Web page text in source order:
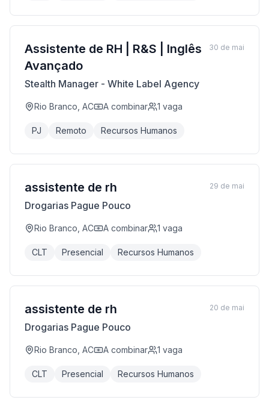
Assistente de RH | R&S | Inglês
Avançado
Stealth Manager - White Label Agency
Rio Branco, AC A combinar 1 vaga
PJ Remoto Recursos Humanos
30 de mai
assistente de rh
Drogarias Pague Pouco
Rio Branco, AC A combinar 1 vaga
CLT Presencial Recursos Humanos
29 de mai
assistente de rh
Drogarias Pague Pouco
Rio Branco, AC A combinar 1 vaga
CLT Presencial Recursos Humanos
20 de mai